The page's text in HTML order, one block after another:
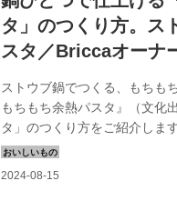
タ」のつくり方。ス
スタ／Briccaオーナ
ストウブ鍋でつくる、もちも
もちもち余熱パスタ』（文化
タ」のつくり方をご紹介しま
スタはボリューム満点！ たっ
れます。